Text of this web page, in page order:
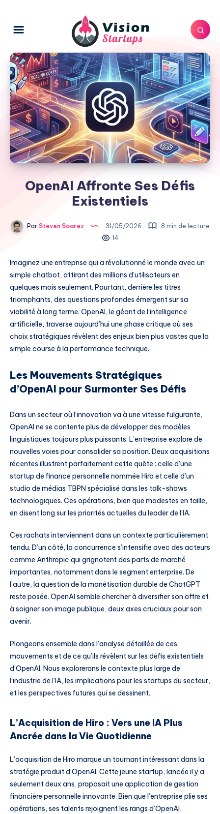
OpenAI Affronte Ses Défis
Existentiels
ParSteven Soarez 31/05/2026
8 min de lecture
14
Imaginez une entreprise qui a révolutionné le monde avec un
simple chatbot, attirant des millions d’utilisateurs en
quelques mois seulement. Pourtant, derrière les titres
triomphants, des questions profondes émergent sur sa
viabilité à long terme. OpenAI, le géant de l’intelligence
artificielle, traverse aujourd’hui une phase critique où ses
choix stratégiques révèlent des enjeux bien plus vastes que la
simple course à la performance technique.
Les Mouvements Stratégiques
d’OpenAI pour Surmonter Ses Défis
Dans un secteur où l’innovation va à une vitesse fulgurante,
OpenAI ne se contente plus de développer des modèles
linguistiques toujours plus puissants. L’entreprise explore de
nouvelles voies pour consolider sa position. Deux acquisitions
récentes illustrent parfaitement cette quête : celle d’une
startup de finance personnelle nommée Hiro et celle d’un
studio de médias TBPN spécialisé dans les talk-shows
technologiques. Ces opérations, bien que modestes en taille,
en disent long sur les priorités actuelles du leader de l’IA.
Ces rachats interviennent dans un contexte particulièrement
tendu. D’un côté, la concurrence s’intensifie avec des acteurs
comme Anthropic qui grignotent des parts de marché
importantes, notamment dans le segment enterprise. De
l’autre, la question de la monétisation durable de ChatGPT
reste posée. OpenAI semble chercher à diversifier son offre et
à soigner son image publique, deux axes cruciaux pour son
avenir.
Plongeons ensemble dans l’analyse détaillée de ces
mouvements et de ce qu’ils révèlent sur les défis existentiels
d’OpenAI. Nous explorerons le contexte plus large de
l’industrie de l’IA, les implications pour les startups du secteur,
et les perspectives futures qui se dessinent.
L’Acquisition de Hiro : Vers une IA Plus
Ancrée dans la Vie Quotidienne
L’acquisition de Hiro marque un tournant intéressant dans la
stratégie produit d’OpenAI. Cette jeune startup, lancée il y a
seulement deux ans, proposait une application de gestion
financière personnelle innovante. Bien que l’entreprise plie ses
opérations, ses talents rejoignent les rangs d’OpenAI,